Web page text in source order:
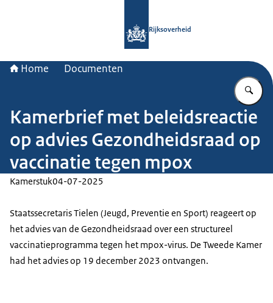
Rijksoverheid
Home Documenten
Kamerbrief met beleidsreactie
op advies Gezondheidsraad op
vaccinatie tegen mpox
Kamerstuk04-07-2025
Staatssecretaris Tielen (Jeugd, Preventie en Sport) reageert op
het advies van de Gezondheidsraad over een structureel
vaccinatieprogramma tegen het mpox-virus. De Tweede Kamer
had het advies op 19 december 2023 ontvangen.